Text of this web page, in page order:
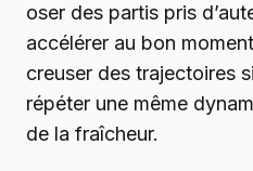
oser des partis pris
accélérer au bon
creuser des trajectoires
répéter une même
de la fraîcheur.